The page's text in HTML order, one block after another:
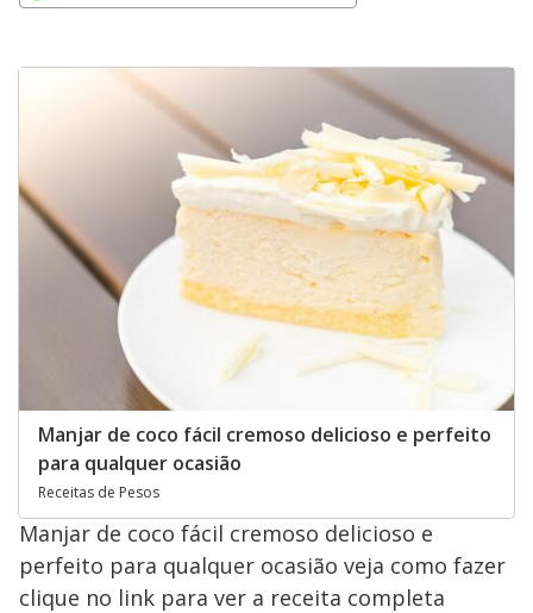
Manjar de coco fácil cremoso delicioso e perfeito
para qualquer ocasião
Receitas de Pesos
Manjar de coco fácil cremoso delicioso e
perfeito para qualquer ocasião veja como fazer
clique no link para ver a receita completa